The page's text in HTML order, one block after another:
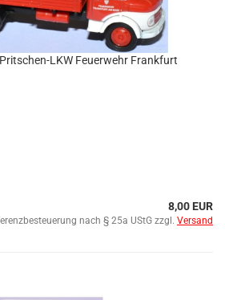
​​LKW Feu­er­wehr Frank­furt
8,00 EUR
nach § 25a UStG zzgl. Versand